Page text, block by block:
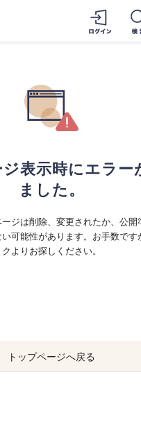
表示時にエラー
ました。
ジは削除、変更されたか、公開
可能性があります。お手数です
クよりお探しください。
トップページへ戻る